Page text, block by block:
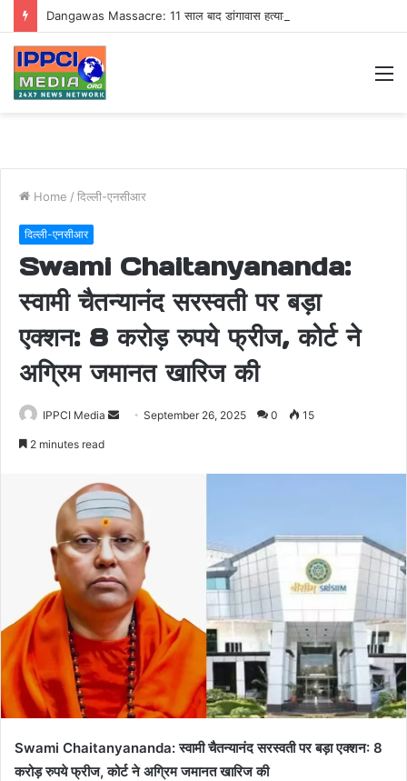
Home / दिल्ली-एनसीआर
दिल्ली-एनसीआर
Swami Chaitanyananda:
स्वामी चैतन्यानंद सरस्वती पर बड़ा
एक्शन: 8 करोड़ रुपये फ्रीज, कोर्ट ने
अग्रिम जमानत खारिज की
IPPCI Media
SendSeptember 26, 2025 0 15
2 minutes read
Swami Chaitanyananda: स्वामी चैतन्यानंद सरस्वती पर बड़ा एक्शन: 8
करोड़ रुपये फ्रीज, कोर्ट ने अग्रिम जमानत खारिज की